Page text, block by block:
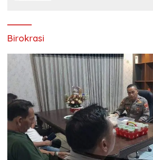
Birokrasi